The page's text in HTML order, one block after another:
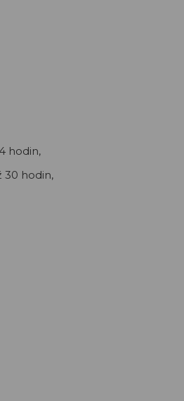
hodin,
30 hodin,